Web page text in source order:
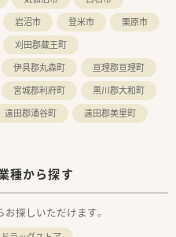
岩沼市 登米市
栗原市
刈田郡蔵王町
伊具郡丸森町
亘理郡亘理町
宮城郡利府町
黒川郡大和町
遠田郡涌谷町
遠田郡美里町
種から探す
探しいただけます。